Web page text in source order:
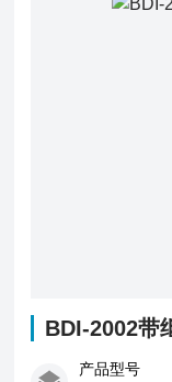
BDI-2002带
产品型号